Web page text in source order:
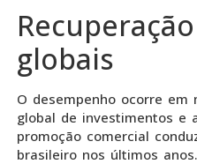
globais
O desempenho ocorre
global de investimentos e
promoção comercial
brasileiro nos últimos anos.